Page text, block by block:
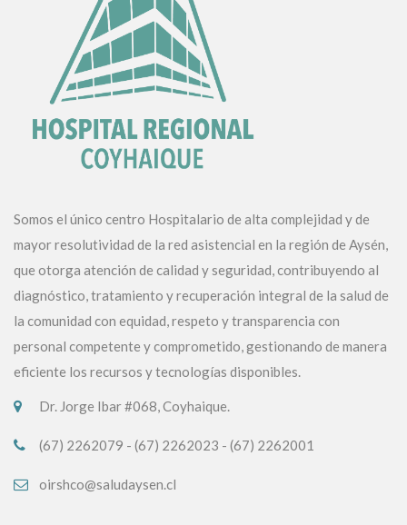
Somos el único centro Hospitalario de alta complejidad y de
mayor resolutividad de la red asistencial en la región de Aysén,
que otorga atención de calidad y seguridad, contribuyendo al
diagnóstico, tratamiento y recuperación integral de la salud de
la comunidad con equidad, respeto y transparencia con
personal competente y comprometido, gestionando de manera
eficiente los recursos y tecnologías disponibles.
Dr. Jorge Ibar #068, Coyhaique.
(67) 2262079 - (67) 2262023 - (67) 2262001
oirshco@saludaysen.cl